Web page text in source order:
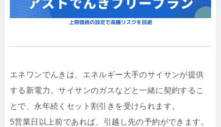
エネワンでんきは、エネルギー大手のサイサンが提供
する新電力。サイサンのガスなどと一緒に契約するこ
とで、永年続くセット割引きを受けられます。
5営業日以上前であれば、引越し先の予約ができます。